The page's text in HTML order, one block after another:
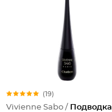
(19)
Vivienne Sabo / Подводка